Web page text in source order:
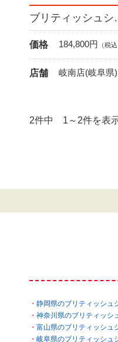
ブリ
価格 184,800円 （税込
店舗 岐南店(岐阜県)
2件中 1～2件を表
静岡県のブリティッシュ
神奈川県のブリティッシ
富山県のブリティッシュ
岐阜県のブリティッシュ